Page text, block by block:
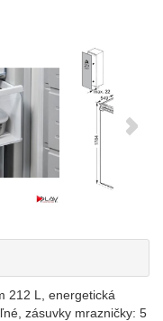
212 L, energetická
zásuvky mrazničky: 5